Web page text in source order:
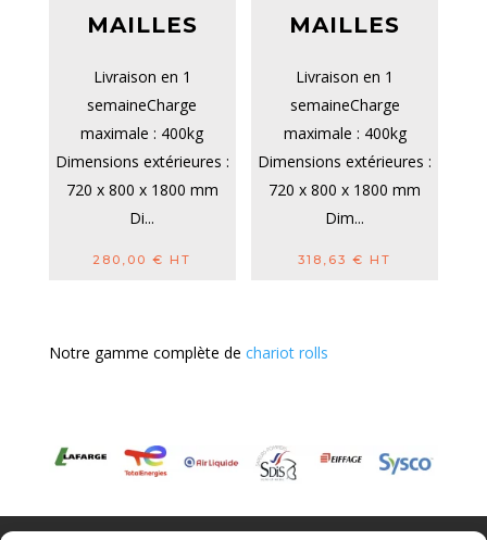
MAILLES
Livraison en 1
semaineCharge
maximale : 400kg
Dimensions extérieures :
720 x 800 x 1800 mm
Di...
280,00€ HT
MAILLES
Livraison en 1
semaineCharge
maximale : 400kg
Dimensions extérieures :
720 x 800 x 1800 mm
Dim...
318,63€ HT
Notre gamme complète de chariot rolls